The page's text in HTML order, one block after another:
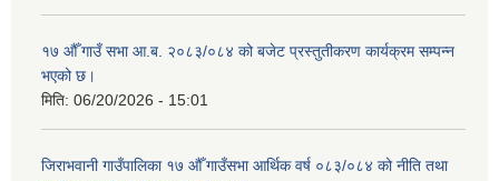
१७ औँ गाउँ सभा आ.ब. २०८३/०८४ को बजेट प्रस्तुतीकरण कार्यक्रम सम्पन्न
भएको छ।
मिति: 06/20/2026 - 15:01
जिराभवानी गाउँपालिका १७ औँ गाउँसभा आर्थिक वर्ष ०८३/०८४ को नीति तथा